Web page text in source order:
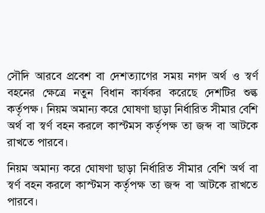
সৌদি আরবে প্রবেশ বা দেশত্যাগের সময় নগদ অর্থ ও স্বর্ণ
বহনের ক্ষেত্রে নতুন বিধান কার্যকর করেছে দেশটির শুল্ক
কর্তৃপক্ষ। নিয়ম অমান্য করে ঘোষণা ছাড়া নির্ধারিত সীমার বেশি
অর্থ বা স্বর্ণ বহন করলে কাস্টমস কর্তৃপক্ষ তা জব্দ বা আটকে
রাখতে পারবে।
নিয়ম অমান্য করে ঘোষণা ছাড়া নির্ধারিত সীমার বেশি অর্থ বা
স্বর্ণ বহন করলে কাস্টমস কর্তৃপক্ষ তা জব্দ বা আটকে রাখতে
পারবে।